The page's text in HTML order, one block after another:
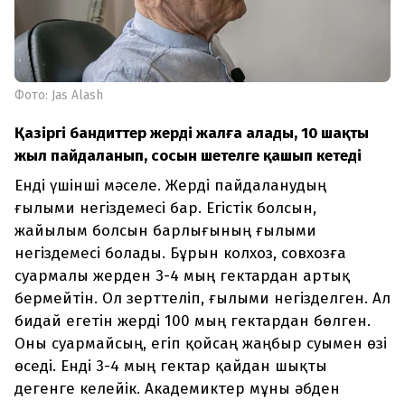
Фото: Jas Alash
Қазіргі бандиттер жерді жалға алады, 10 шақты
жыл пайдаланып, сосын шетелге қашып кетеді
Енді үшінші мәселе. Жерді пайдаланудың
ғылыми негіздемесі бар. Егістік болсын,
жайылым болсын барлығының ғылыми
негіздемесі болады. Бұрын колхоз, совхозға
суармалы жерден 3-4 мың гектардан артық
бермейтін. Ол зерттеліп, ғылыми негізделген. Ал
бидай егетін жерді 100 мың гектардан бөлген.
Оны суармайсың, егіп қойсаң жаңбыр суымен өзі
өседі. Енді 3-4 мың гектар қайдан шықты
дегенге келейік. Академиктер мұны әбден